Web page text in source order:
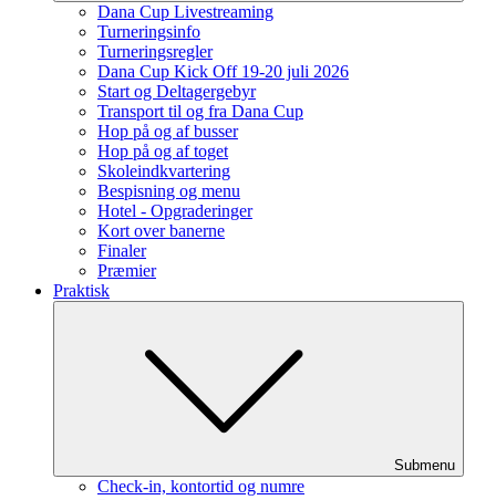
Dana Cup Livestreaming
Turneringsinfo
Turneringsregler
Dana Cup Kick Off 19-20 juli 2026
Start og Deltagergebyr
Transport til og fra Dana Cup
Hop på og af busser
Hop på og af toget
Skoleindkvartering
Bespisning og menu
Hotel - Opgraderinger
Kort over banerne
Finaler
Præmier
Praktisk
Submenu
Check-in, kontortid og numre